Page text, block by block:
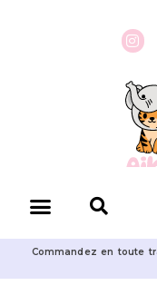
Commandez en toute